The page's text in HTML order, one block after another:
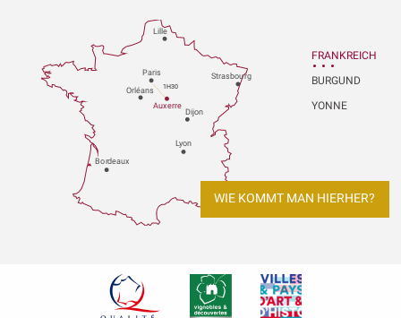
Paris
Dijon
Orléans
Bordeaux
Lyon
Auxerre
Strasbourg
Lille
1H30
FRANKREICH
BURGUND
YONNE
WIE KOMMT MAN HIERHER?